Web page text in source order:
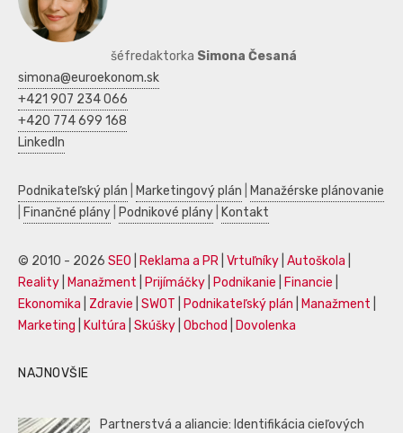
šéfredaktorka Simona Česaná
simona@euroekonom.sk
+421 907 234 066
+420 774 699 168
LinkedIn
Podnikateľský plán Marketingový plán
Manažérske plánovanie
Finančné plány Podnikové plány Kontakt
© 2010 - 2026 SEO Reklama a PR Vrtuľníky Autoškola
Reality
Manažment Prijímáčky Podnikanie Financie
Ekonomika
Zdravie SWOT Podnikateľský plán Manažment
Marketing
Kultúra Skúšky Obchod Dovolenka
NAJNOVŠIE
Partnerstvá a aliancie: Identifikácia cieľových